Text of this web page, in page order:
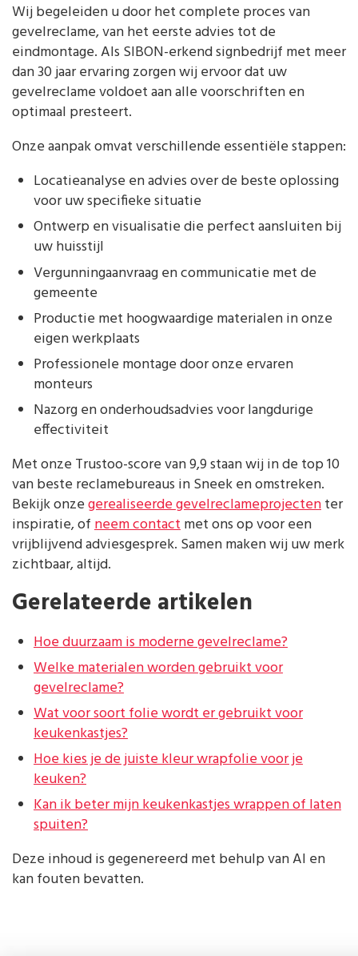
Wij begeleiden u door het complete proces van
gevelreclame, van het eerste advies tot de
eindmontage. Als SIBON-erkend signbedrijf met meer
dan 30 jaar ervaring zorgen wij ervoor dat uw
gevelreclame voldoet aan alle voorschriften en
optimaal presteert.
Onze aanpak omvat verschillende essentiële stappen:
Locatieanalyse en advies over de beste oplossing
voor uw specifieke situatie
Ontwerp en visualisatie die perfect aansluiten bij
uw huisstijl
Vergunningaanvraag en communicatie met de
gemeente
Productie met hoogwaardige materialen in onze
eigen werkplaats
Professionele montage door onze ervaren
monteurs
Nazorg en onderhoudsadvies voor langdurige
effectiviteit
Met onze Trustoo-score van 9,9 staan wij in de top 10
van beste reclamebureaus in Sneek en omstreken.
Bekijk onzegerealiseerde gevelreclameprojectenter
inspiratie, ofneem contactmet ons op voor een
vrijblijvend adviesgesprek. Samen maken wij uw merk
zichtbaar, altijd.
Gerelateerde artikelen
Hoe duurzaam is moderne gevelreclame?
Welke materialen worden gebruikt voor
gevelreclame?
Wat voor soort folie wordt er gebruikt voor
keukenkastjes?
Hoe kies je de juiste kleur wrapfolie voor je
keuken?
Kan ik beter mijn keukenkastjes wrappen of laten
spuiten?
Deze inhoud is gegenereerd met behulp van AI en
kan fouten bevatten.